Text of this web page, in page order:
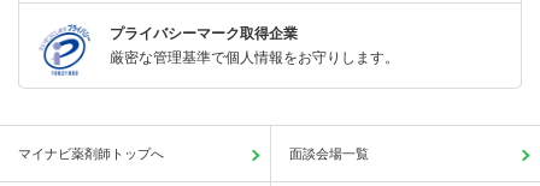
プライバシーマーク取得企業
厳密な管理基準で個人情報をお守りします。
マイナビ薬剤師トップへ 面談会場一覧